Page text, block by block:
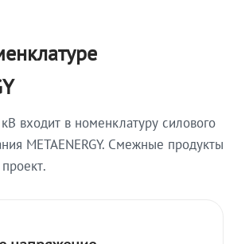
входит в номенклатуру силового
METAENERGY. Смежные продукты